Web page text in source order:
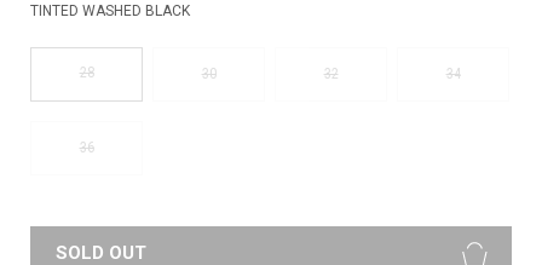
TINTED WASHED BLACK
28 30 32 34
36
SOLD OUT